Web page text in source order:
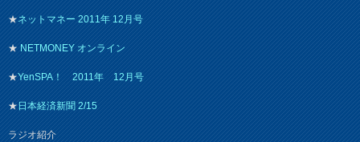
★ネットマネー 2011年 12月号
★NETMONEY オンライン
★YenSPA！ 2011年 12月号
★日本経済新聞 2/15
ラジオ紹介